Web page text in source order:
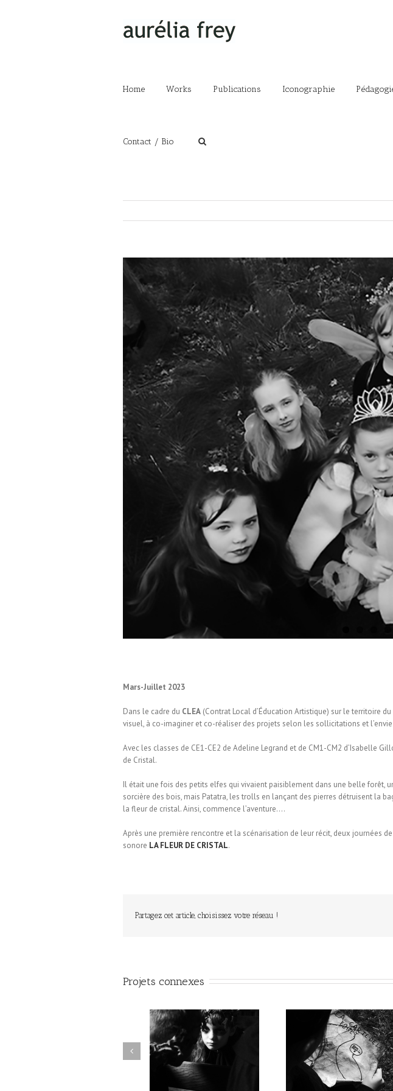
Home Works Publications Iconographie
Contact / Bio
Mars-Juillet 2023
Dans le cadre du CLEA (Contrat Local d’Éducation Artistique) sur le territoire
visuel, à co-imaginer et co-réaliser des projets selon les sollicitations et
Avec les classes de CE1-CE2 de Adeline Legrand et de CM1-CM2 d’Isabelle
de Cristal.
Il était une fois des petits elfes qui vivaient paisiblement dans une belle
sorcière des bois, mais Patatra, les trolls en lançant des pierres détruisent la
la fleur de cristal. Ainsi, commence l’aventure….
Après une première rencontre et la scénarisation de leur récit, deux journées
sonore LA FLEUR DE CRISTAL.
Partagez cet article, choisissez votre réseau !
Projets connexes
L’ARBRE DES TROLLS /
Emmanuel Faivre / École
UNE MYSTÉRIEUSE CARTE
/ Emmanuel Faivre / École
Englefontaine
LA BELLE
Emmanuel Faivre /
Houdain-Lez-